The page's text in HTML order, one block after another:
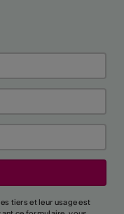
tiers et leur usage est